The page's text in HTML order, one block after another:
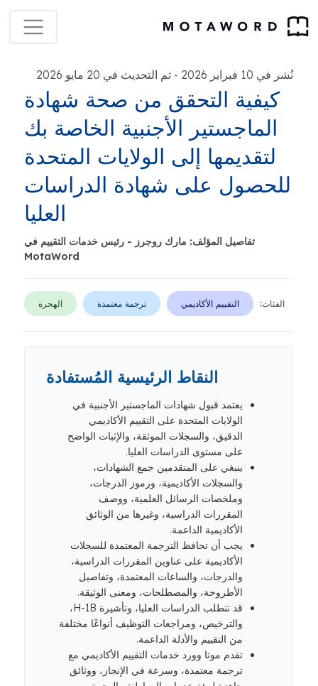
نُشر في 10 فبراير 2026 - تم التحديث في 20 مايو 2026
كيفية التحقق من صحة شهادة
الماجستير الأجنبية الخاصة بك
لتقديمها إلى الولايات المتحدة
للحصول على شهادة الدراسات
العليا
تفاصيل المؤلف: مارك روجرز - رئيس خدمات التقييم في
MotaWord
الفئات: التقييم الأكاديمي ترجمة معتمدة الهجرة
النقاط الرئيسية المُستفادة
يعتمد قبول شهادات الماجستير الأجنبية في
الولايات المتحدة على التقييم الأكاديمي
الدقيق، والسجلات الموثقة، والإثبات الواضح
على مستوى الدراسات العليا.
ينبغي على المتقدمين جمع الشهادات،
والسجلات الأكاديمية، ورموز الدرجات،
وملخصات الرسائل العلمية، ووصف
المقررات الدراسية، وغيرها من الوثائق
الأكاديمية الداعمة.
يجب أن تحافظ الترجمة المعتمدة للسجلات
الأكاديمية على عناوين المقررات الدراسية،
والدرجات، والساعات المعتمدة، وتفاصيل
الأطروحة، والمصطلحات، ومعنى الوثيقة.
قد تتطلب الدراسات العليا، وتأشيرة H-1B،
والترخيص، ومراجعات التوظيف أنواعًا مختلفة
من التقييم والأدلة الداعمة.
تقدم موتا وورد خدمات التقييم الأكاديمي مع
ترجمة معتمدة، وسرعة في الإنجاز، ووثائق